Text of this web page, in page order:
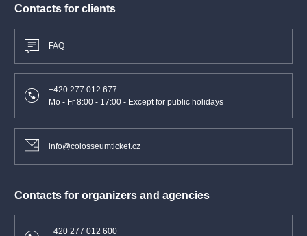
Contacts for clients
FAQ
+420 277 012 677
Mo - Fr 8:00 - 17:00 - Except for public holidays
info@colosseumticket.cz
Contacts for organizers and agencies
+420 277 012 600